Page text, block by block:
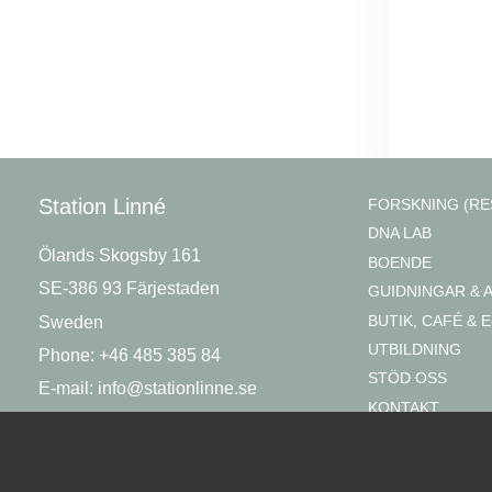
Station Linné
Ölands Skogsby 161
SE-386 93 Färjestaden
Sweden
Phone: +46 485 385 84
E-mail: info@stationlinne.se
FORSKNING
DNA LAB
BOENDE
GUIDNINGAR &
BUTIK, CAFÉ &
UTBILDNING
STÖD OSS
KONTAKT